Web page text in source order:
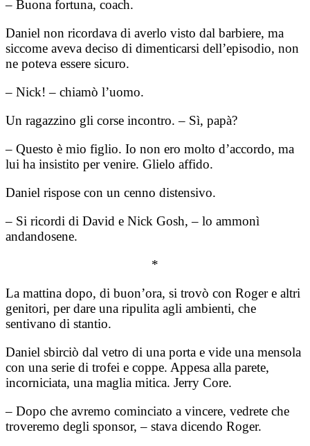
– Buona fortuna, coach.
Daniel non ricordava di averlo visto dal barbiere, ma
siccome aveva deciso di dimenticarsi dell’episodio, non
ne poteva essere sicuro.
– Nick! – chiamò l’uomo.
Un ragazzino gli corse incontro. – Sì, papà?
– Questo è mio figlio. Io non ero molto d’accordo, ma
lui ha insistito per venire. Glielo affido.
Daniel rispose con un cenno distensivo.
– Si ricordi di David e Nick Gosh, – lo ammonì
andandosene.
*
La mattina dopo, di buon’ora, si trovò con Roger e altri
genitori, per dare una ripulita agli ambienti, che
sentivano di stantio.
Daniel sbirciò dal vetro di una porta e vide una mensola
con una serie di trofei e coppe. Appesa alla parete,
incorniciata, una maglia mitica. Jerry Core.
– Dopo che avremo cominciato a vincere, vedrete che
troveremo degli sponsor, – stava dicendo Roger.